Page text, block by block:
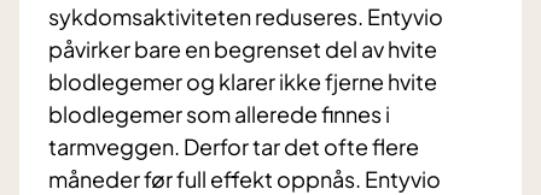
sykdomsaktiviteten reduseres. Entyvio
påvirker bare en begrenset del av hvite
blodlegemer og klarer ikke fjerne hvite
blodlegemer som allerede finnes i
tarmveggen. Derfor tar det ofte flere
måneder før full effekt oppnås. Entyvio